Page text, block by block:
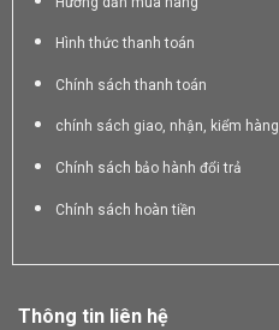
Hình thức thanh toán
Chính sách thanh toán
chính sách giao, nhận, kiểm hàng
Chính sách bảo hành đổi trả
Chính sách hoàn tiền
Thông tin liên hệ